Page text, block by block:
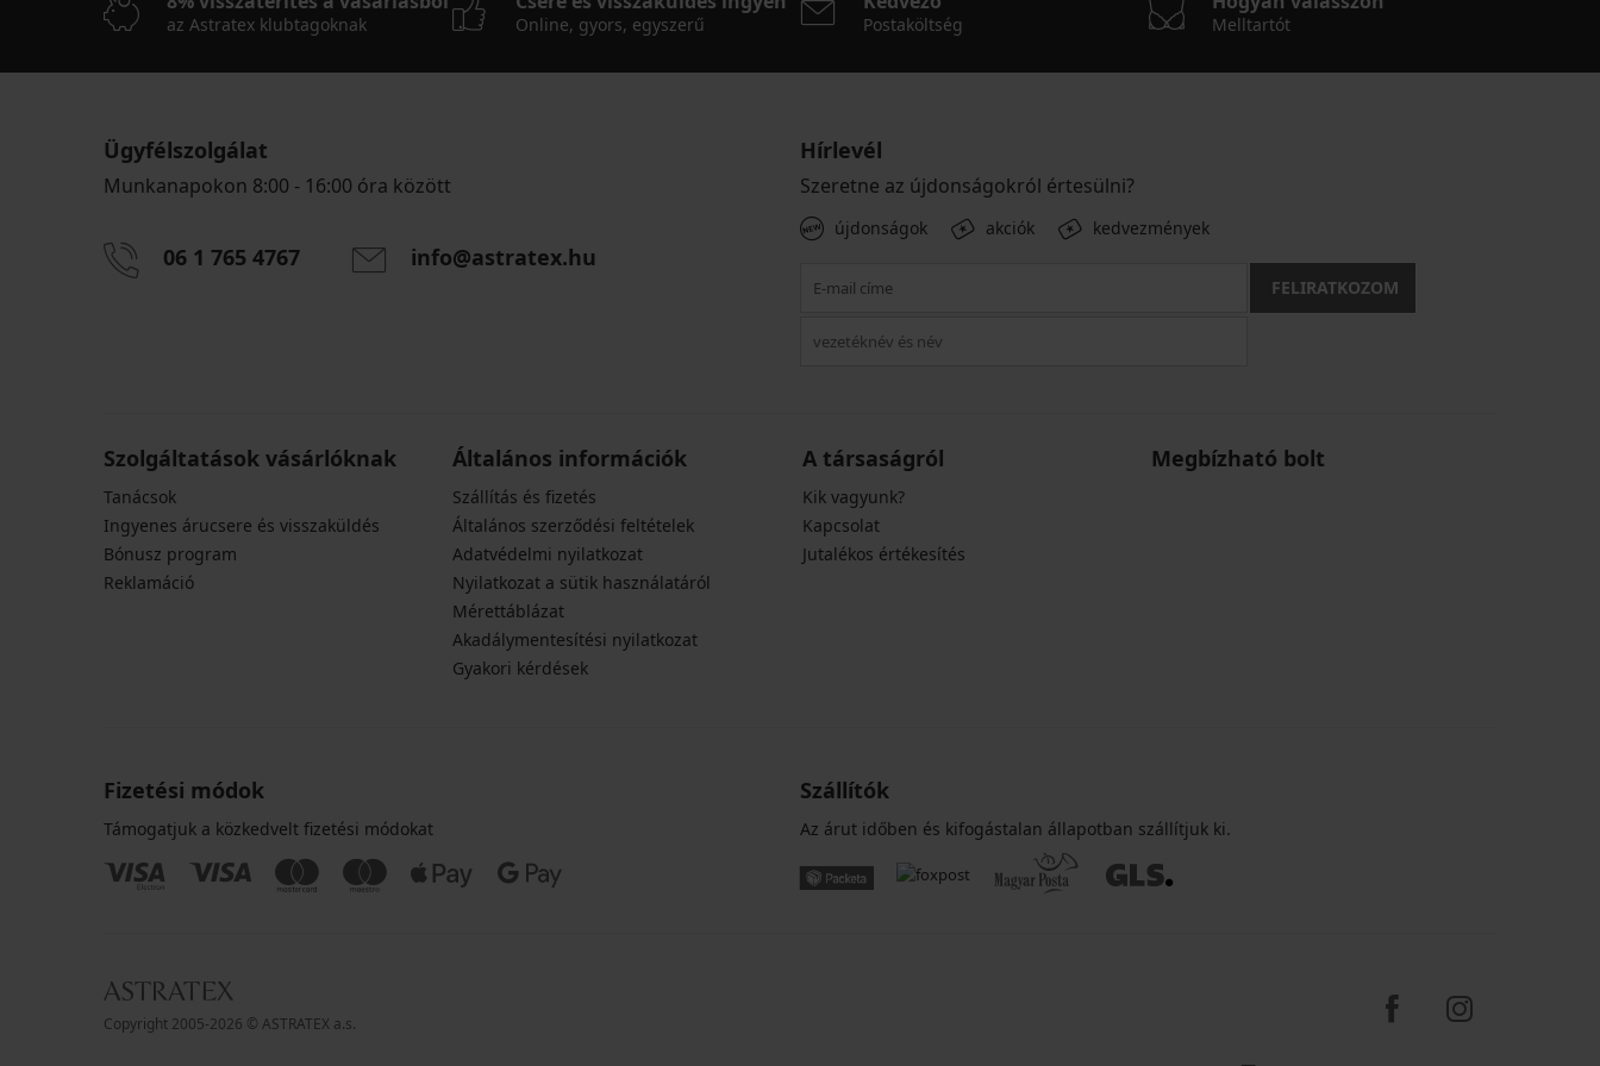
az Astratex klubtagoknak Online, gyors, egyszerű Postaköltség Melltartót
Ügyfélszolgálat
Munkanapokon 8:00 - 16:00 óra között
06 1 765 4767 info@astratex.hu
Hírlevél
Szeretne az újdonságokról értesülni?
újdonságok akciók kedvezmények
FELIRATKOZOM
Szolgáltatások vásárlóknak
Tanácsok
Ingyenes árucsere és visszaküldés
Bónusz program
Reklamáció
Általános információk
Szállítás és fizetés
Általános szerződési feltételek
Adatvédelmi nyilatkozat
Nyilatkozat a sütik használatáról
Mérettáblázat
Akadálymentesítési nyilatkozat
Gyakori kérdések
A társaságról
Kik vagyunk?
Kapcsolat
Jutalékos értékesítés
Megbízható bolt
Fizetési módok
Támogatjuk a közkedvelt fizetési módokat
Szállítók
Az árut időben és kifogástalan állapotban szállítjuk ki.
Copyright 2005-2026 © ASTRATEX a.s.